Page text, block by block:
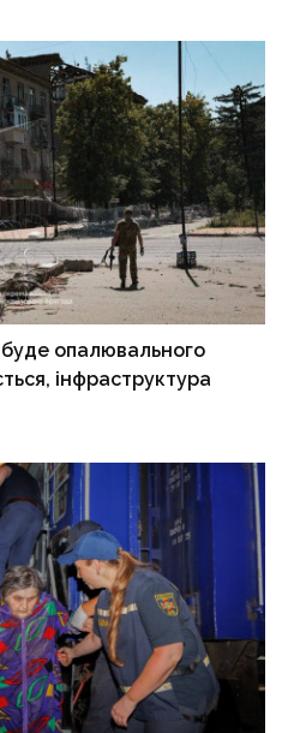
буде опалювального
інфраструктура